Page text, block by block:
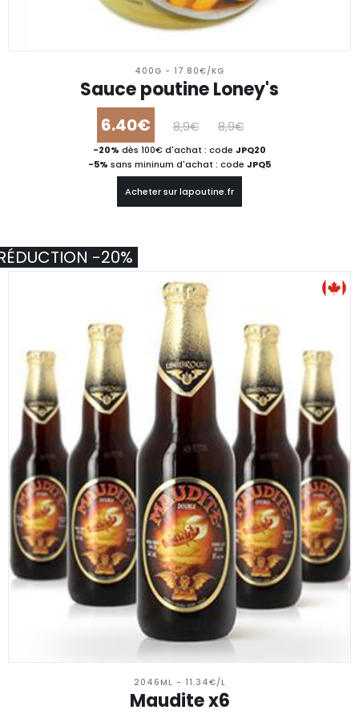
400G - 17.80€/KG
Sauce poutine Loney's
6.40€ 8,9€ 8,9€
-20% dès 100€ d'achat : code JPQ20
-5% sans mininum d'achat : code JPQ5
Acheter sur lapoutine.fr
2046ML - 11.34€/L
Maudite x6
-20%